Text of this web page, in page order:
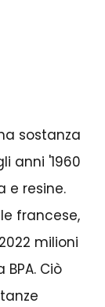
sostanza
anni '1960
e resine.
francese,
milioni
Ciò